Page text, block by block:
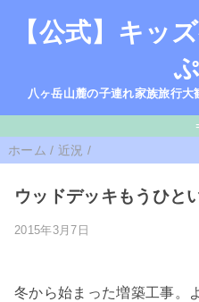
【公式】キッ
八ヶ岳山麓の子連れ家族旅行
ホーム / 近況 /
ウッドデッキもうひと
2015年3月7日
冬から始まった増築工事。